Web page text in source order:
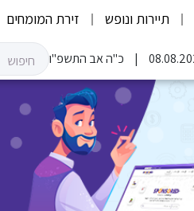
תיירות ונופש זירת המומחים
כ"ה אב התשפ"ו